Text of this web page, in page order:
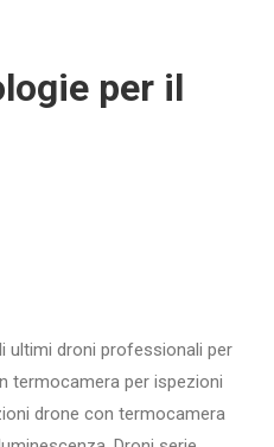
per il
ultimi droni professionali per
termocamera per ispezioni
drone con termocamera